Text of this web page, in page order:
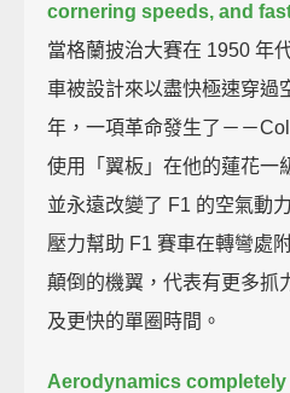
cornering speeds, and
當格蘭披治大賽在 1950 年
車被設計來以盡快極速穿過
年，一項革命發生了－－
使用「翼板」在他的蓮花一
並永遠改變了 F1 的空氣動
壓力幫助 F1 賽車在轉彎處
顛倒的機翼，代表有更多抓
及更快的單圈時間。
Aerodynamics